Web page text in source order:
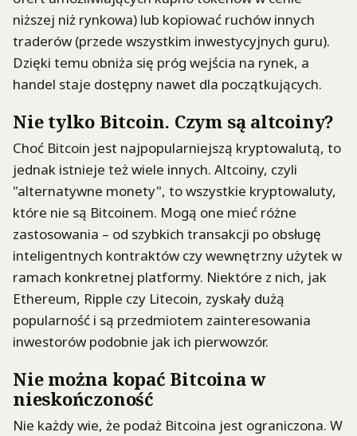
niższej niż rynkowa) lub kopiować ruchów innych
traderów (przede wszystkim inwestycyjnych guru).
Dzięki temu obniża się próg wejścia na rynek, a
handel staje dostępny nawet dla początkujących.
Nie tylko Bitcoin. Czym są altcoiny?
Choć Bitcoin jest najpopularniejszą kryptowalutą, to
jednak istnieje też wiele innych. Altcoiny, czyli
"alternatywne monety", to wszystkie kryptowaluty,
które nie są Bitcoinem. Mogą one mieć różne
zastosowania – od szybkich transakcji po obsługę
inteligentnych kontraktów czy wewnętrzny użytek w
ramach konkretnej platformy. Niektóre z nich, jak
Ethereum, Ripple czy Litecoin, zyskały dużą
popularność i są przedmiotem zainteresowania
inwestorów podobnie jak ich pierwowzór.
Nie można kopać Bitcoina w
nieskończoność
Nie każdy wie, że podaż Bitcoina jest ograniczona. W